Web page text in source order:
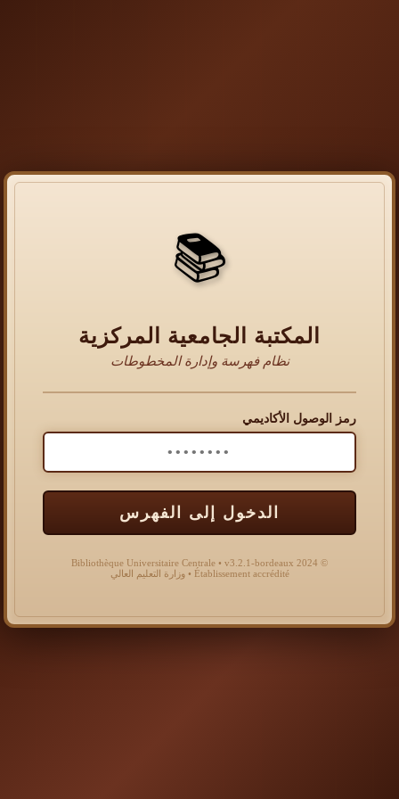
📚
المكتبة الجامعية المركزية
نظام فهرسة وإدارة المخطوطات
رمز الوصول الأكاديمي
الدخول إلى الفهرس
© 2024 Bibliothèque Universitaire Centrale • v3.2.1-bordeaux
Établissement accrédité • وزارة التعليم العالي